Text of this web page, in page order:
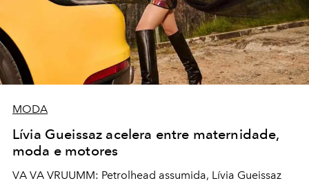
MODA
Lívia Gueissaz acelera entre maternidade,
moda e motores
VA VA VRUUMM: Petrolhead assumida, Lívia Gueissaz